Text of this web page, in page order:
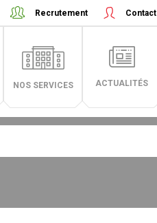
Recrutement Contact
NOS SERVICES ACTUALITÉS